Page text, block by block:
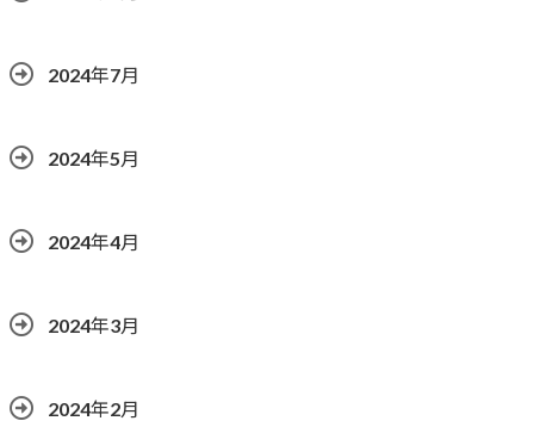
2024年7月
2024年5月
2024年4月
2024年3月
2024年2月